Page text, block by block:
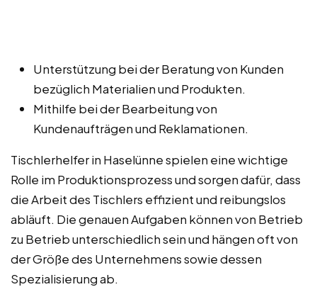
Unterstützung bei der Beratung von Kunden
bezüglich Materialien und Produkten.
Mithilfe bei der Bearbeitung von
Kundenaufträgen und Reklamationen.
Tischlerhelfer in Haselünne spielen eine wichtige
Rolle im Produktionsprozess und sorgen dafür, dass
die Arbeit des Tischlers effizient und reibungslos
abläuft. Die genauen Aufgaben können von Betrieb
zu Betrieb unterschiedlich sein und hängen oft von
der Größe des Unternehmens sowie dessen
Spezialisierung ab.